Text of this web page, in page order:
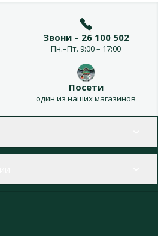
Звони – 26 100 502
Пн.–Пт. 9:00 – 17:00
Посети
один из наших магазинов